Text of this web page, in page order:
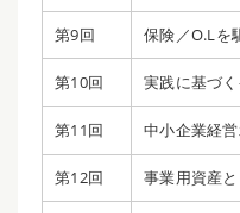
第9回 保険／O.Lを
第10回 実践に基づ
第11回 中小企業経
第12回 事業用資産